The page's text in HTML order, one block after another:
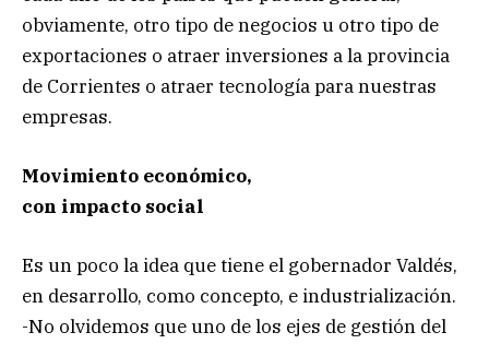
obviamente, otro tipo de negocios u otro tipo de
exportaciones o atraer inversiones a la provincia
de Corrientes o atraer tecnología para nuestras
empresas.
Movimiento económico,
con impacto social
Es un poco la idea que tiene el gobernador Valdés,
en desarrollo, como concepto, e industrialización.
-No olvidemos que uno de los ejes de gestión del